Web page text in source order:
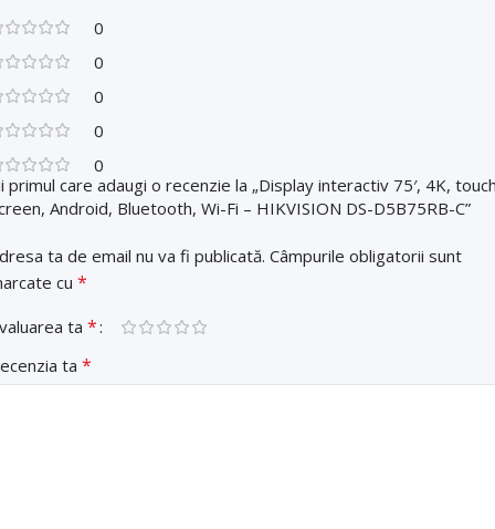
0
0
0
0
0
primul care adaugi o recenzie la „Display interactiv 75′, 4K,
Android, Bluetooth, Wi-Fi – HIKVISION DS-D5B75RB-C”
ta de email nu va fi publicată. Câmpurile obligatorii sunt
cu *
ta *
ta *